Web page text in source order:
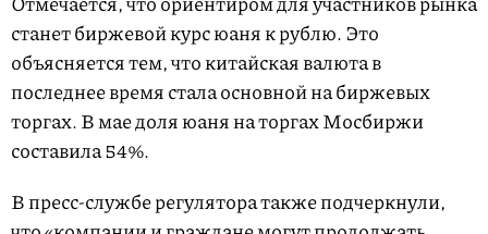
станет биржевой курс юаня к рублю. Это
объясняется тем, что китайская валюта в
последнее время стала основной на биржевых
торгах. В мае доля юаня на торгах Мосбиржи
составила 54%.
В пресс-службе регулятора также подчеркнули,